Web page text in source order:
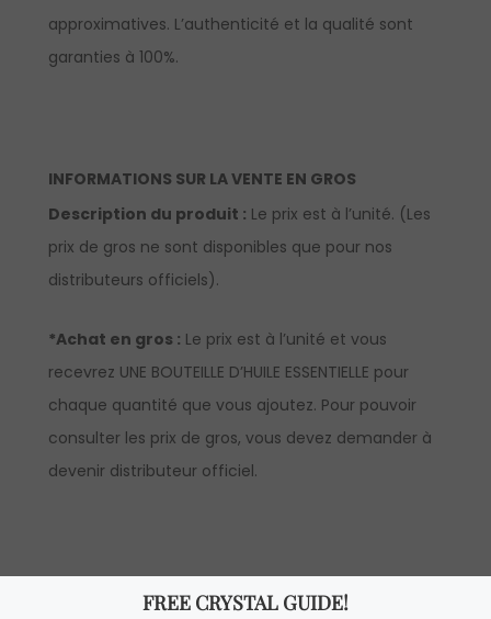
approximatives. L’authenticité et la qualité sont
garanties à 100%.
INFORMATIONS SUR LA VENTE EN GROS
Description du produit : Le prix est à l’unité. (Les
prix de gros ne sont disponibles que pour nos
distributeurs officiels).
*Achat en gros : Le prix est à l’unité et vous
recevrez UNE BOUTEILLE D’HUILE ESSENTIELLE pour
chaque quantité que vous ajoutez. Pour pouvoir
consulter les prix de gros, vous devez demander à
devenir distributeur officiel.